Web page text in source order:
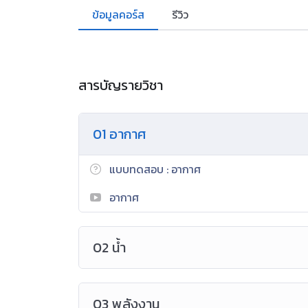
ข้อมูลคอร์ส รีวิว
สารบัญรายวิชา
01 อากาศ
แบบทดสอบ : อากาศ
อากาศ
02 น้ำ